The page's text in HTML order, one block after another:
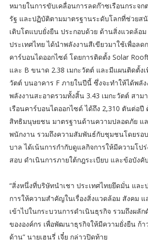
หมายในการขับเคลื่อนการลดก๊าซเรือนกระจ
รัฐ และปฏิบัติตามมาตรฐานระดับโลกที่ช่วยส
เติบโตแบบยั่งยืน ประกอบด้วย ด้านสิ่งแวดล้อ
ประเทศไทย ได้นำพลังงานสีเขียวมาใช้เพื่อลด
คาร์บอนไดออกไซด์ โดยการติดตั้ง Solar
และ B ขนาด 2.38 เมกะวัตต์ และมีแผนติดตั้งเ
วัตต์ บนอาคาร F ภายในปีนี้ ซึ่งจะทำให้ได้พลั
พลังงานสะอาดรวมทั้งสิ้น 3.43 เมกะวัตต์ สาม
เรือนคาร์บอนไดออกไซด์ ได้ถึง 2,310 ตันต่อ
สิทธิมนุษยชน มาตรฐานด้านความปลอดภัย แ
พนักงาน รวมถึงความสัมพันธ์กับชุมชนโดยรอ
บาล ได้เน้นการกำกับดูแลกิจการให้มีความโป
สอบ ดำเนินการภายใต้กฎระเบียบ และข้อบังคั
“สิ่งหนึ่งที่บริษัทนำเชา ประเทศไทยยึดมั่น และ
การให้ความสำคัญในเรื่องสิ่งแวดล้อม สังคม
เข้าไปในกระบวนการดำเนินธุรกิจ รวมถึงผลั
ขององค์กร เพื่อพัฒนาธุรกิจให้มีความยั่งยืน ก้
ด้าน” นายเฮนรี่ เจี๋ย กล่าวปิดท้าย